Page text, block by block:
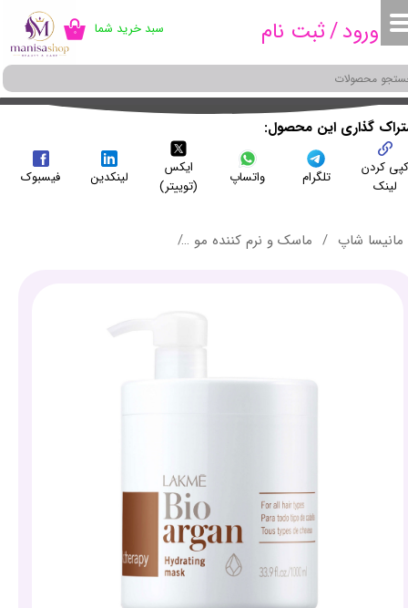
ورود/ثبت نامحساب کاربری من
تغییر گذر واژه
سفارشات
خروج از حساب کاربری
۰ سبد خرید شما
مانیسا شاپ ماسک و نرم کننده مو
کردن
لینک
تلگرام واتساپ
ایکس
(توییتر)
لینکدین فیسبوک
گذاری این محصول